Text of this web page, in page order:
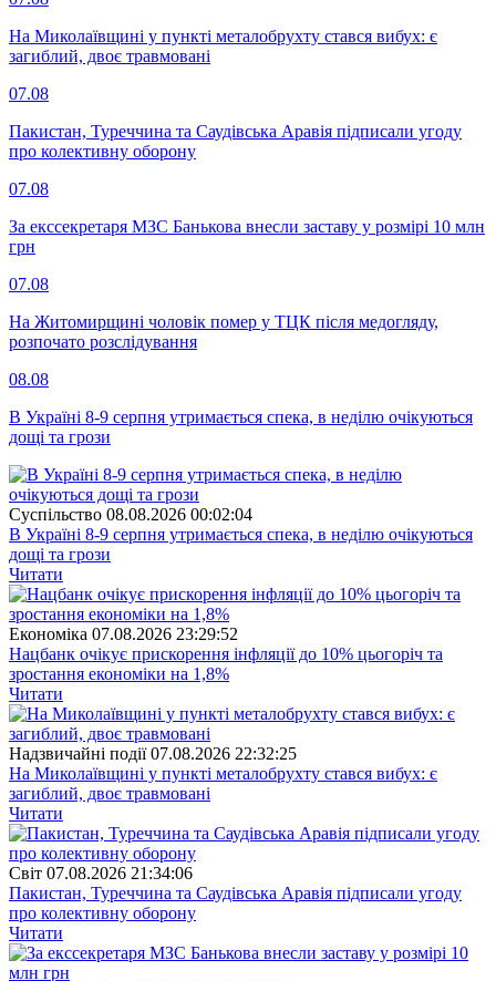
На Миколаївщині у пункті металобрухту стався вибух: є
загиблий, двоє травмовані
07.08
Пакистан, Туреччина та Саудівська Аравія підписали угоду
про колективну оборону
07.08
За екссекретаря МЗС Банькова внесли заставу у розмірі 10 млн
грн
07.08
На Житомирщині чоловік помер у ТЦК після медогляду,
розпочато розслідування
08.08
В Україні 8-9 серпня утримається спека, в неділю очікуються
дощі та грози
Суспiльство 08.08.2026 00:02:04
В Україні 8-9 серпня утримається спека, в неділю очікуються
дощі та грози
Читати
Економіка 07.08.2026 23:29:52
Нацбанк очікує прискорення інфляції до 10% цьогоріч та
зростання економіки на 1,8%
Читати
Надзвичайні події 07.08.2026 22:32:25
На Миколаївщині у пункті металобрухту стався вибух: є
загиблий, двоє травмовані
Читати
Свiт 07.08.2026 21:34:06
Пакистан, Туреччина та Саудівська Аравія підписали угоду
про колективну оборону
Читати